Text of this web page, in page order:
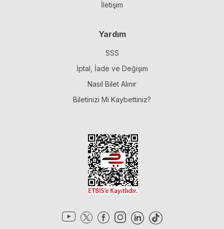
İletişim
Yardım
SSS
İptal, İade ve Değişim
Nasıl Bilet Alınır
Biletinizi Mi Kaybettiniz?